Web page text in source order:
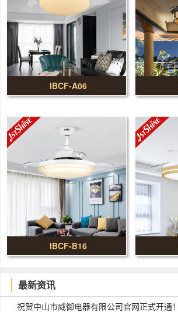
IBCF-A06
IBCF-B16
最新资讯
祝贺中山市威御电器有限公司官网正式开通！